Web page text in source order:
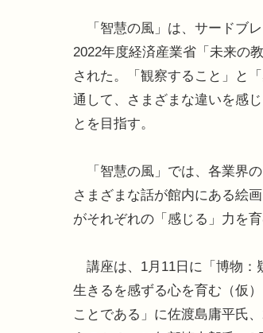
「智慧の風」は、サードブレ
2022年度経済産業省「未来の
された。「観察すること」と
通して、さまざまな違いを感
とを目指す。
「智慧の風」では、各業界
さまざまな話が館内にある絵
がそれぞれの「感じる」力を育
講座は、1月11日に「博物：
生きるを感ずる心を育む（仮
ことである」に佐渡島庸平氏